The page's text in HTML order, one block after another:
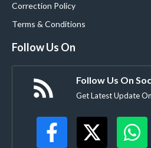
Correction Policy
Terms & Conditions
Follow Us On
Follow Us On
Get Latest Update